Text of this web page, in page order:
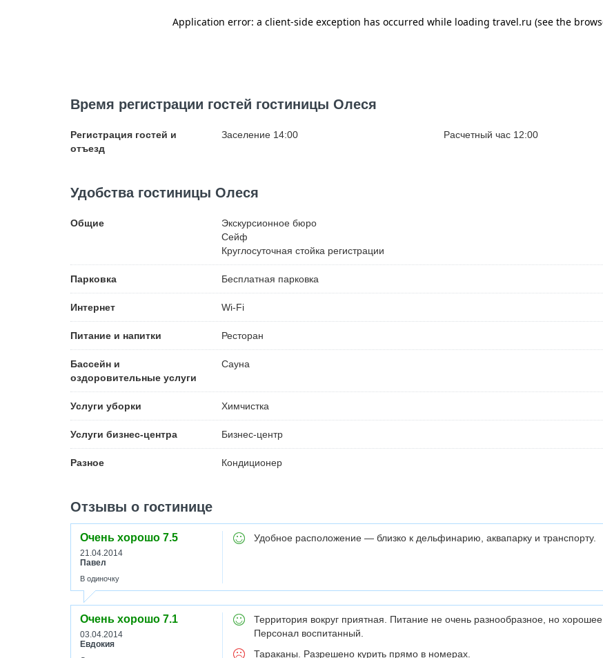
Время регистрации гостей гостиницы Олеся
Регистрация гостей и
отъезд
Заселение 14:00 Расчетный час 12:00
Удобства гостиницы Олеся
Общие
Экскурсионное бюро
Сейф
Круглосуточная стойка регистрации
Парковка Бесплатная парковка
Интернет Wi-Fi
Питание и напитки Ресторан
Бассейн и
оздоровительные услуги
Сауна
Услуги уборки Химчистка
Услуги бизнес-центра Бизнес-центр
Разное Кондиционер
Отзывы о гостинице
Очень хорошо 7.5
21.04.2014
Павел
В одиночку
Удобное расположение — близко к дельфинарию, аквапарку и транспорту.
Очень хорошо 7.1
03.04.2014
Евдокия
Территория вокруг приятная. Питание не очень разнообразное, но хорошее.
Персонал воспитанный.
Тараканы. Разрешено курить прямо в номерах.